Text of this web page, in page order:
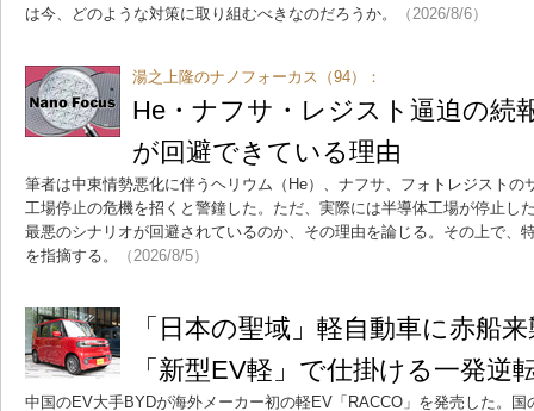
は今、どのような対策に取り組むべきなのだろうか。
（2026/8/6）
湯之上隆のナノフォーカス（94）：
He・ナフサ・レジスト逼迫の
が回避できている理由
筆者は中東情勢悪化に伴うヘリウム（He）、ナフサ、フォトレジストの
工場停止の危機を招くと警鐘した。ただ、実際には半導体工場が停止し
最悪のシナリオが回避されているのか、その理由を論じる。その上で、
を指摘する。
（2026/8/5）
「日本の聖域」軽自動車に赤
「新型EV軽」で仕掛ける一発逆
中国のEV大手BYDが海外メーカー初の軽EV「RACCO」を発売した。